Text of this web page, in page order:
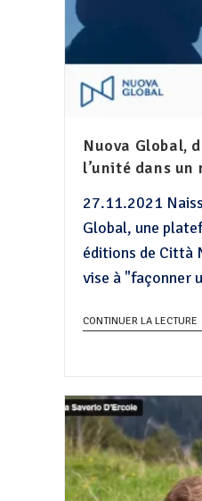
Nuova Global,
l’unité dans un
27.11.2021
Global, une
éditions de Città
vise à "façonner
CONTINUER LA LECTURE